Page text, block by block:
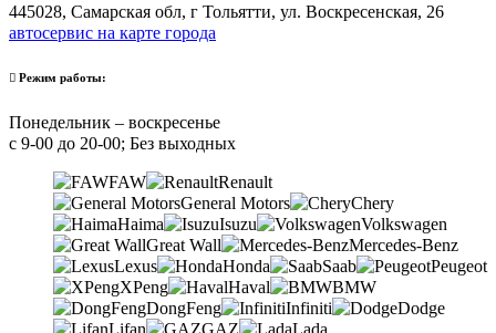
445028, Самарская обл, г Тольятти, ул. Воскресенская, 26
автосервис на карте города
Режим работы:
Понедельник – воскресенье
с 9-00 до 20-00; Без выходных
FAW
Renault
General Motors
Chery
Haima
Isuzu
Volkswagen
Great Wall
Mercedes-Benz
Lexus
Honda Saab
Peugeot
XPeng
Haval
BMW
DongFeng
Infiniti
Dodge
Lifan
GAZ Lada